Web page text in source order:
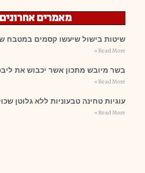
מאמרים אחרונים
שיטות בישול שיעשו קסמים במטבח
Read More »
בשר מיובש מתכון אשר יכבוש את
Read More »
עוגיות טחינה טבעוניות ללא גלוטן
Read More »